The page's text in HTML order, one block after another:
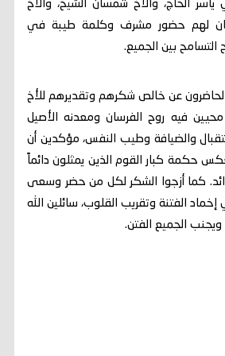
ياسر الحاج، والأخ شمسان الشيخ، والأخ
كان لهم حضور مشرف وكلمة طيبة في
التسامح بين الجميع.
الحاضرون عن خالص شكرهم وتقديرهم للأخ
فيه روح الفرسان ومعدنه الأصيل
والضيافة وطيب النفس، مؤكدين أن
حكمة كبار القوم الذين يمثلون دائماً
كما أزجوا الشكر لكل من حضر وسعى
الفتنة وتقريب القلوب، سائلين الله
ويجنب الجميع الفتن.